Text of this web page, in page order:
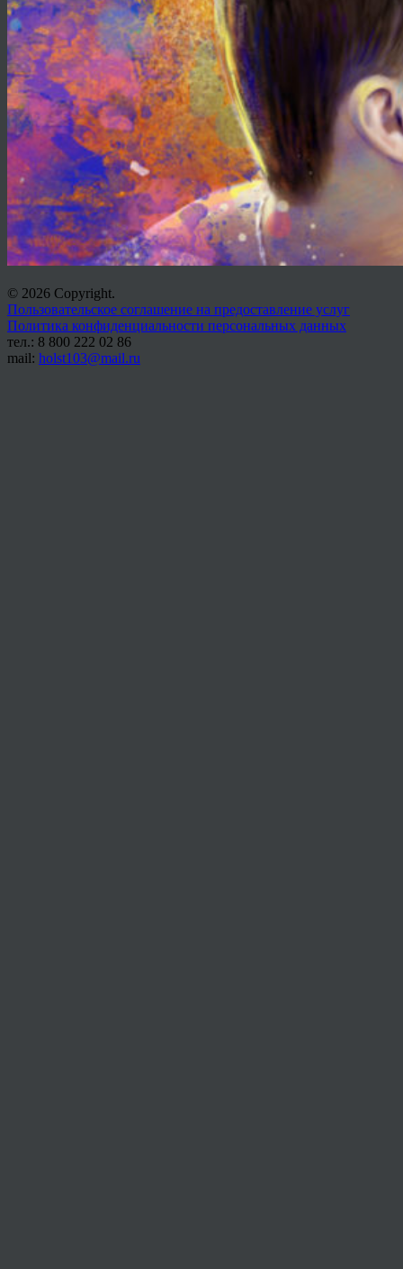
© 2026 Copyright.
Пользовательское соглашение на предоставление услуг
Политика конфиденциальности персональных данных
тел.: 8 800 222 02 86
mail: holst103@mail.ru